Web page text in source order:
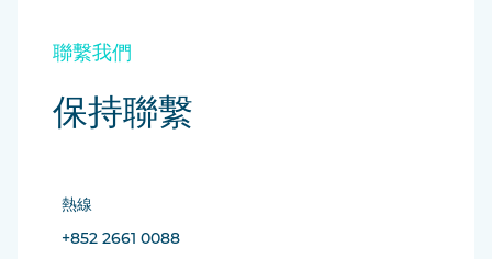
聯繫我們
保持聯繫
熱線
+852 2661 0088